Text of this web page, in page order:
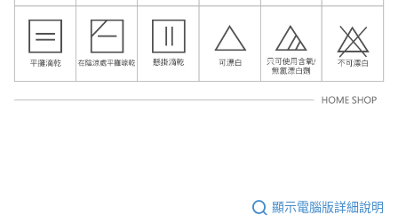
顯示電腦版詳細說明